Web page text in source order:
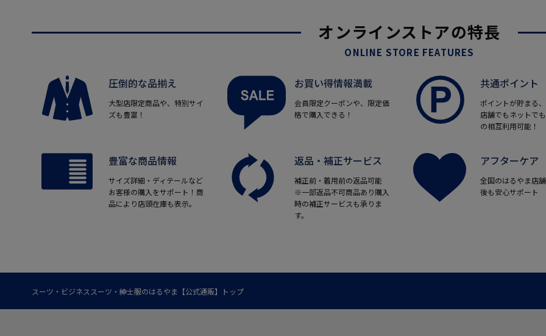
オンラインストアの特長
ONLINE STORE FEATURES
圧倒的な品揃え
大型店限定商品や、特別サイ
ズも豊富！
お買い得情報満載
会員限定クーポンや、限定価
格で購入できる！
共通ポイント
ポイントが貯まる
店舗でもネットで
の相互利用可能！
豊富な商品情報
サイズ詳細・ディテールなど
お客様の購入をサポート！商
品により店頭在庫も表示。
返品・補正サービス
補正前・着用前の返品可能
※一部返品不可商品あり購入
時の補正サービスも承りま
す。
アフターケア
全国のはるやま店
後も安心サポート
スーツ・ビジネススーツ・紳士服のはるやま【公式通販】トップ